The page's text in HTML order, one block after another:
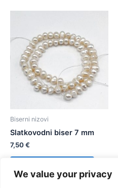
We value your privacy
Biserni nizovi
Slatkovodni biser 7 mm
7,50€